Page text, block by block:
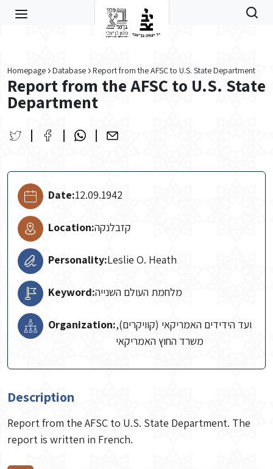
Homepage Database Report from the AFSC to U.S. State Department
Report from the AFSC to U.S. State
Department
Date:12.09.1942
Location:קזבלנקה
Personality:Leslie O. Heath
Keyword:מלחמת העולם השנייה
Organization:ועד הידידים האמריקאי (קוויקרים),
משרד החוץ האמריקאי
Description
Report from the AFSC to U.S. State Department. The
report is written in French.